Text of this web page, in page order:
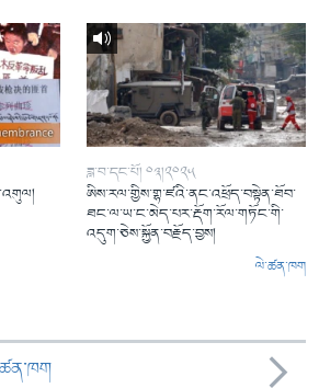
ཟླ་བ་དང་པོ། ༠༣།༢༠༢༥
ཨིས་རལ་གྱིས་གྷ་ཛའི་ནང་འཕྲོད་བསྟེན་ཐོབ་
ཐང་ལ་ཡ་ང་མེད་པར་རྡོག་རོལ་གཏོང་གི་
འདུག་ཅེས་སྐྱོན་བརྗོད་བྱས།
ལེ་ཚན་ཁག